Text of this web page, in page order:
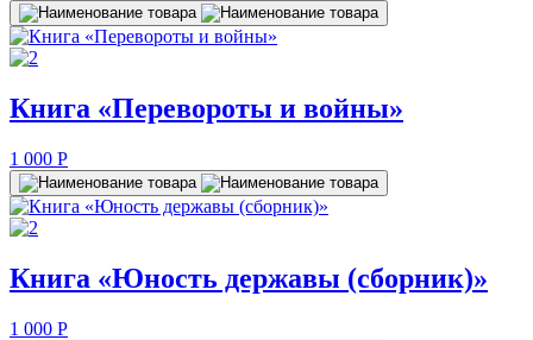
Книга «Перевороты и войны»
1 000 P
Книга «Юность державы (сборник)»
1 000 P